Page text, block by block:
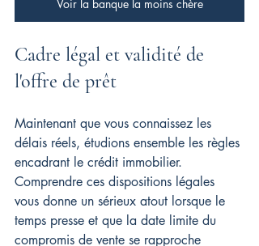
Voir la banque la moins chère
Cadre légal et validité de
l'offre de prêt
Maintenant que vous connaissez les
délais réels, étudions ensemble les règles
encadrant le crédit immobilier.
Comprendre ces dispositions légales
vous donne un sérieux atout lorsque le
temps presse et que la date limite du
compromis de vente se rapproche